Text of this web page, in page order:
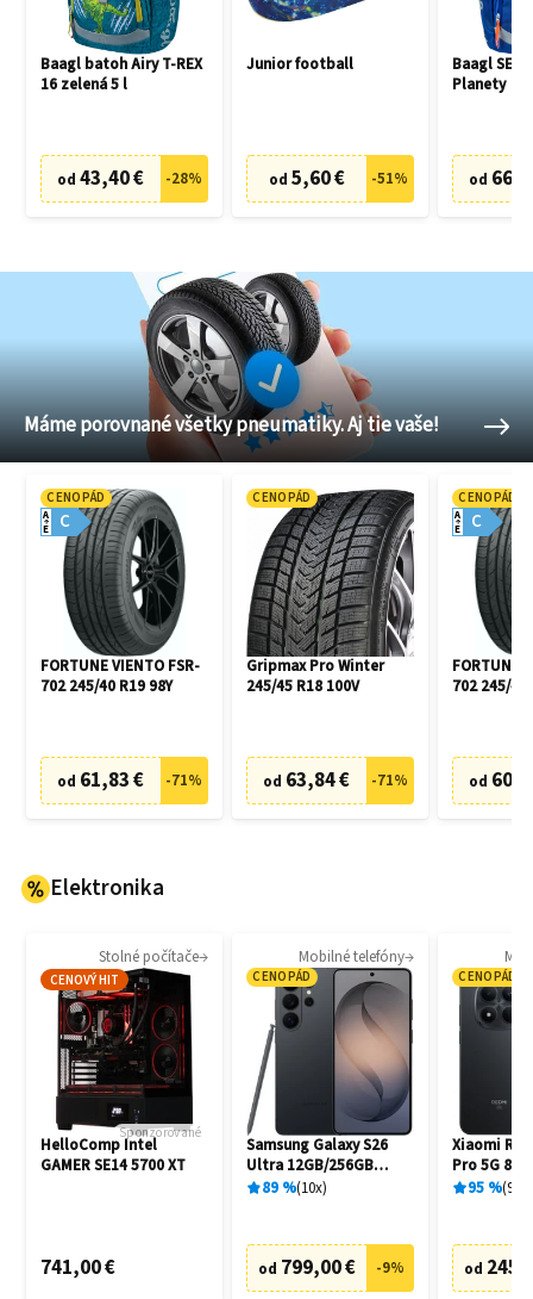
Baagl batoh Airy T-REX
16 zelená 5 l
od 43,40 € -28%
Junior football
od 5,60 € -51%
Baagl SET
Planety
od
Máme porovnané všetky pneumatiky. Aj tie vaše!
CENOPÁD
C
A
E
FORTUNE VIENTO FSR-
702 245/40 R19 98Y
od 61,83 € -71%
CENOPÁD
Gripmax Pro Winter
245/45 R18 100V
od 63,84 € -71%
CENOPÁD
C
A
E
FORTUNE
702 245/45
od
Elektronika
Stolné počítače
CENOVÝ HIT
Sponzorované
HelloComp Intel
GAMER SE14 5700 XT
741,00 €
Mobilné telefóny
CENOPÁD
Samsung Galaxy S26
Ultra 12GB/256GB
S948B Black
89% 10x
od 799,00 € -9%
CENOPÁD
Xiaomi
Pro 5G
Black
95% 94
od